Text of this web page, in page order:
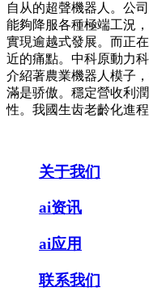
自从的超聲機器人。公
能夠降服各種極端工況
實現逾越式發展。而正
近的痛點。中科原動力
介紹著農業機器人模子
滿是骄傲。穩定營收利
性。我國生齿老齡化進
关于我们
ai资讯
ai应用
联系我们